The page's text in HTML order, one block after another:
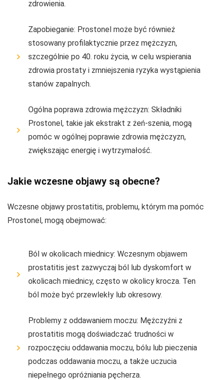
zdrowienia.
Zapobieganie: Prostonel może być również
stosowany profilaktycznie przez mężczyzn,
szczególnie po 40. roku życia, w celu wspierania
zdrowia prostaty i zmniejszenia ryzyka wystąpienia
stanów zapalnych.
Ogólna poprawa zdrowia mężczyzn: Składniki
Prostonel, takie jak ekstrakt z żeń-szenia, mogą
pomóc w ogólnej poprawie zdrowia mężczyzn,
zwiększając energię i wytrzymałość.
Jakie wczesne objawy są obecne?
Wczesne objawy prostatitis, problemu, którym ma pomóc
Prostonel, mogą obejmować:
Ból w okolicach miednicy: Wczesnym objawem
prostatitis jest zazwyczaj ból lub dyskomfort w
okolicach miednicy, często w okolicy krocza. Ten
ból może być przewlekły lub okresowy.
Problemy z oddawaniem moczu: Mężczyźni z
prostatitis mogą doświadczać trudności w
rozpoczęciu oddawania moczu, bólu lub pieczenia
podczas oddawania moczu, a także uczucia
niepełnego opróżniania pęcherza.